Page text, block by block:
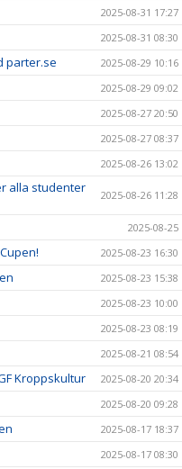
2025-08-31 17:27
2025-08-31 08:30
parter.se 2025-08-29 10:16
2025-08-29 09:02
2025-08-27 20:50
2025-08-27 08:37
2025-08-26 13:02
alla studenter
2025-08-26 11:28
2025-08-25
2025-08-23 16:30
2025-08-23 15:38
2025-08-23 10:00
2025-08-23 08:19
2025-08-21 08:54
Kroppskultur 2025-08-20 20:34
2025-08-20 09:28
2025-08-17 18:37
2025-08-17 08:30